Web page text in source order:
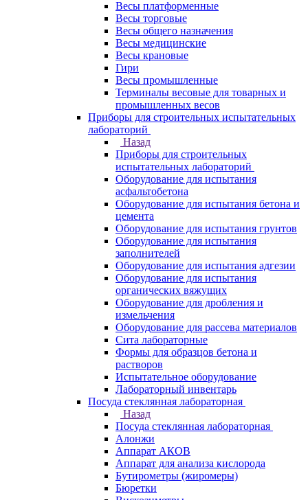
Весы платформенные
Весы торговые
Весы общего назначения
Весы медицинские
Весы крановые
Гири
Весы промышленные
Терминалы весовые для товарных и
промышленных весов
Приборы для строительных испытательных
лабораторий
Назад
Приборы для строительных
испытательных лабораторий
Оборудование для испытания
асфальтобетона
Оборудование для испытания бетона и
цемента
Оборудование для испытания грунтов
Оборудование для испытания
заполнителей
Оборудование для испытания адгезии
Оборудование для испытания
органических вяжущих
Оборудование для дробления и
измельчения
Оборудование для рассева материалов
Сита лабораторные
Формы для образцов бетона и
растворов
Испытательное оборудование
Лабораторный инвентарь
Посуда стеклянная лабораторная
Назад
Посуда стеклянная лабораторная
Алонжи
Аппарат АКОВ
Аппарат для анализа кислорода
Бутирометры (жиромеры)
Бюретки